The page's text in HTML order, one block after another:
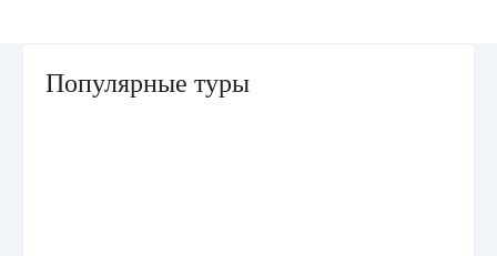
Популярные туры